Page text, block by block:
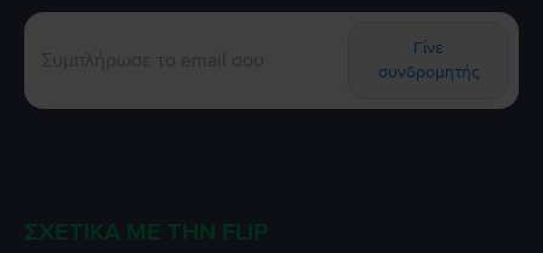
Γίνε
συνδρομητής
ΣΧΕΤΙΚΆ ΜΕ ΤΗΝ FLIP